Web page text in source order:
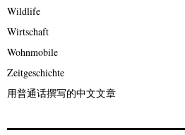
Wildlife
Wirtschaft
Wohnmobile
Zeitgeschichte
用普通话撰写的中文文章